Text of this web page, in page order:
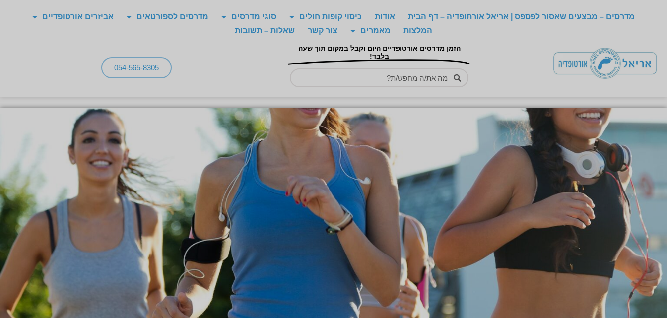
מדרסים – מבצעים שאסור לפספס | אריאל אורתופדיה – דף הבית אודות כיסוי קופות חולים סוגי מדרסים מדרסים לספורטאים
אביזרים אורטופדיים
המלצות
מאמרים צור קשר שאלות – תשובות
הזמן מדרסים אורטופדיים היום וקבל במקום תוך שעה
בלבד!
054-565-8305